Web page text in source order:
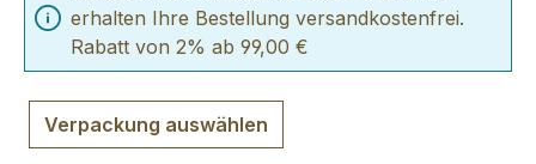
erhalten Ihre Bestellung versandkostenfrei.
Rabatt von 2% ab 99,00 €
Verpackung auswählen